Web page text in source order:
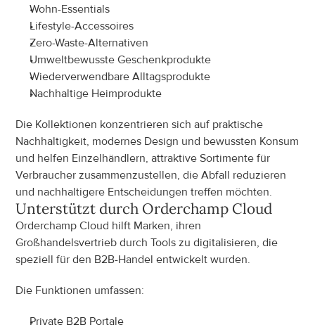
Wohn-Essentials
Lifestyle-Accessoires
Zero-Waste-Alternativen
Umweltbewusste Geschenkprodukte
Wiederverwendbare Alltagsprodukte
Nachhaltige Heimprodukte
Die Kollektionen konzentrieren sich auf praktische
Nachhaltigkeit, modernes Design und bewussten Konsum
und helfen Einzelhändlern, attraktive Sortimente für
Verbraucher zusammenzustellen, die Abfall reduzieren
und nachhaltigere Entscheidungen treffen möchten.
Unterstützt durch Orderchamp Cloud
Orderchamp Cloud hilft Marken, ihren
Großhandelsvertrieb durch Tools zu digitalisieren, die
speziell für den B2B-Handel entwickelt wurden.
Die Funktionen umfassen:
Private B2B Portale